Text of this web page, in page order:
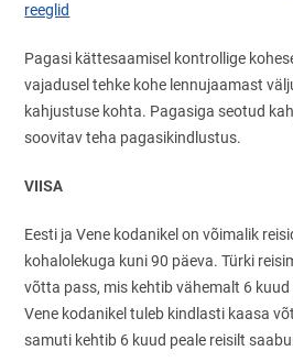
reeglid
Pagasi kättesaamisel kontrollige
vajadusel tehke kohe lennujaamast
kahjustuse kohta. Pagasiga seotud
soovitav teha pagasikindlustus.
VIISA
Eesti ja Vene kodanikel on võimalik
kohalolekuga kuni 90 päeva. Türki
võtta pass, mis kehtib vähemalt 6
Vene kodanikel tuleb kindlasti kaasa
samuti kehtib 6 kuud peale reisilt